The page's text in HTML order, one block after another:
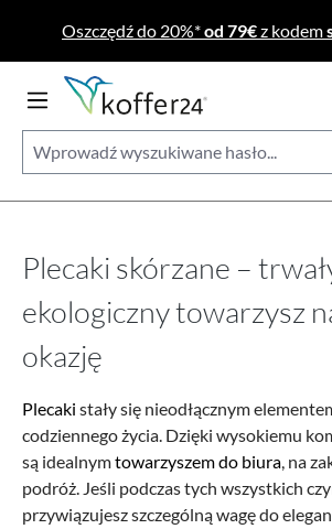
Przejdź do głównej zawartości
Oszczędź do 20%*od 79€z kodem
Plecaki skórzane –
ekologiczny towarzysz
okazję
Plecaki stały się nieodłącznym
codziennego życia. Dzięki wysokiemu
są idealnymtowarzyszem do biura, na
podróż. Jeśli podczas tych wszystkich
przywiązujesz szczególną wagę do